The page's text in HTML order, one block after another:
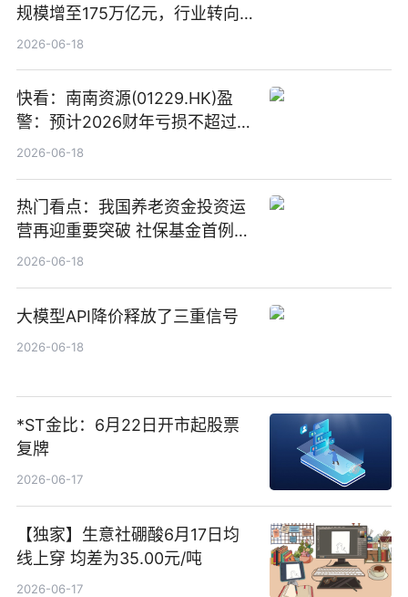
规模增至175万亿元，行业转向
“量质并重”
2026-06-18
快看：南南资源(01229.HK)盈
警：预计2026财年亏损不超过
1000万港元
2026-06-18
热门看点：我国养老资金投资运
营再迎重要突破 社保基金首例期
货账户完成开立
2026-06-18
大模型API降价释放了三重信号
2026-06-18
*ST金比：6月22日开市起股票
复牌
2026-06-17
【独家】生意社硼酸6月17日均
线上穿 均差为35.00元/吨
2026-06-17